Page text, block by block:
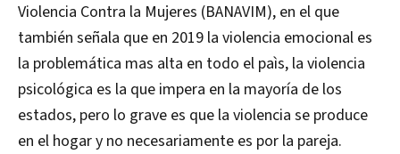
Violencia Contra la Mujeres (BANAVIM), en el que
también señala que en 2019 la violencia emocional es
la problemática mas alta en todo el paìs, la violencia
psicológica es la que impera en la mayoría de los
estados, pero lo grave es que la violencia se produce
en el hogar y no necesariamente es por la pareja.